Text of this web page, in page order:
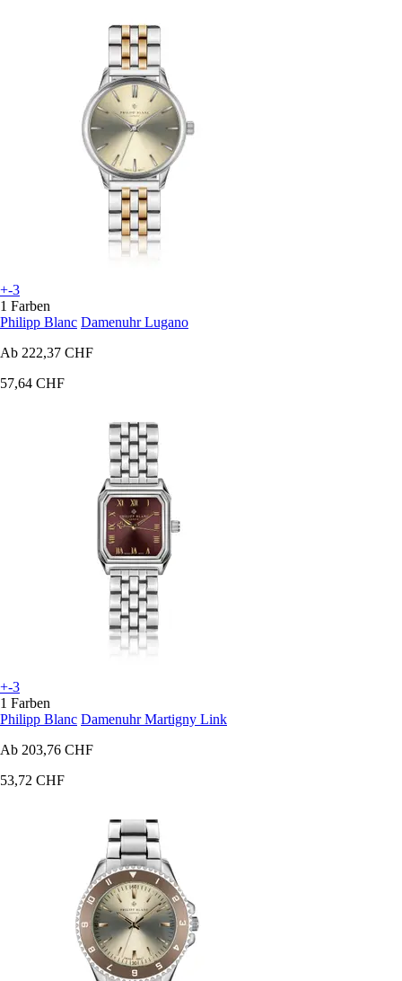
+-3
1 Farben
Philipp Blanc Damenuhr Lugano
Ab 222,37 CHF
57,64 CHF
+-3
1 Farben
Philipp Blanc Damenuhr Martigny Link
Ab 203,76 CHF
53,72 CHF